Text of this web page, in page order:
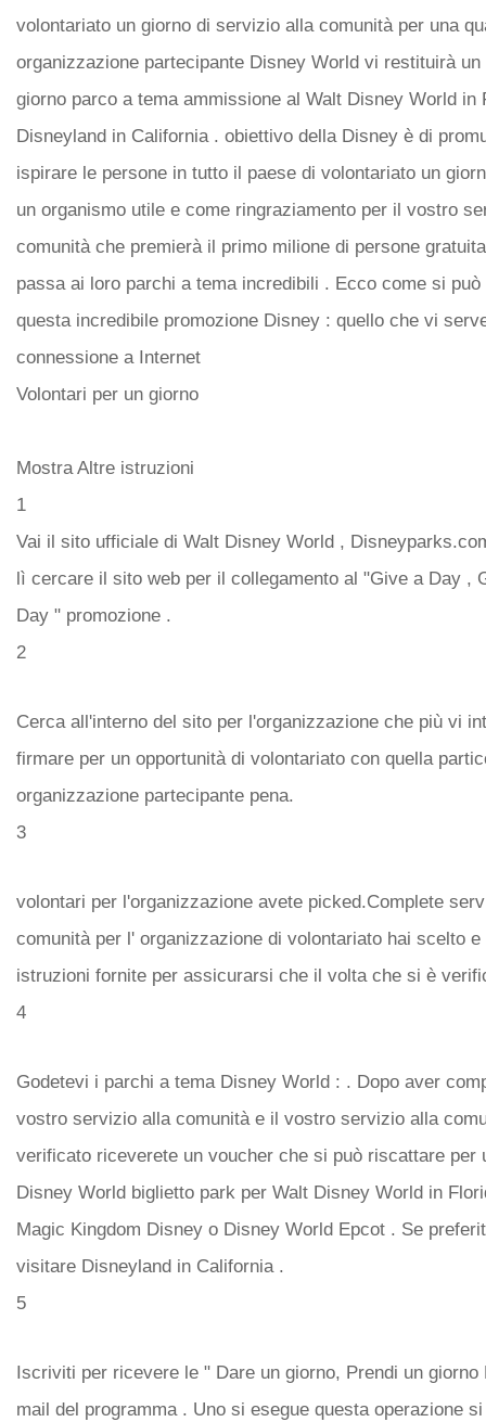
volontariato un giorno di servizio alla comunità per una
organizzazione partecipante Disney World vi restituirà un
giorno parco a tema ammissione al Walt Disney World in
Disneyland in California . obiettivo della Disney è di
ispirare le persone in tutto il paese di volontariato un
un organismo utile e come ringraziamento per il vostro
comunità che premierà il primo milione di persone
passa ai loro parchi a tema incredibili . Ecco come si può
questa incredibile promozione Disney : quello che vi
connessione a Internet
Volontari per un giorno
Mostra Altre istruzioni
1
Vai il sito ufficiale di Walt Disney World ,
lì cercare il sito web per il collegamento al "Give a Day ,
Day " promozione .
2
Cerca all'interno del sito per l'organizzazione che più vi
firmare per un opportunità di volontariato con quella
organizzazione partecipante pena.
3
volontari per l'organizzazione avete picked.Complete
comunità per l' organizzazione di volontariato hai scelto e
istruzioni fornite per assicurarsi che il volta che si è
4
Godetevi i parchi a tema Disney World : . Dopo aver
vostro servizio alla comunità e il vostro servizio alla
verificato riceverete un voucher che si può riscattare per
Disney World biglietto park per Walt Disney World in
Magic Kingdom Disney o Disney World Epcot . Se
visitare Disneyland in California .
5
Iscriviti per ricevere le " Dare un giorno, Prendi un giorno
mail del programma . Uno si esegue questa operazione